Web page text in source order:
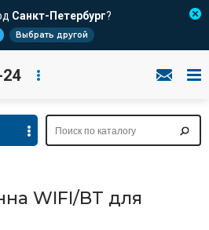
Санкт-Петербург?
Выбрать другой
WIFI/BT для